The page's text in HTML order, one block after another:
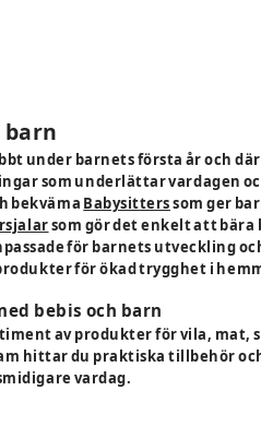
under barnets första år och
som underlättar vardagen
bekväma Babysitterssom ger
som gör det enkelt att
för barnets utveckling
för ökad trygghet i
bebis och barn
av produkter för vila, mat,
hittar du praktiska tillbehör
vardag.